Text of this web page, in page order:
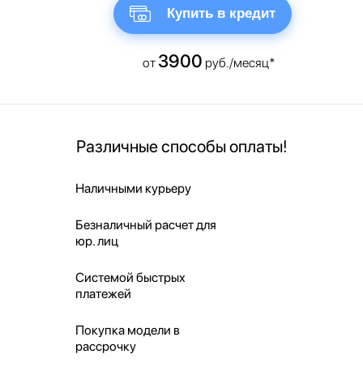
Купить в кредит
от 3900 руб./месяц*
Различные способы оплаты!
Наличными курьеру
Безналичный расчет для
юр. лиц
Системой быстрых
платежей
Покупка модели в
рассрочку